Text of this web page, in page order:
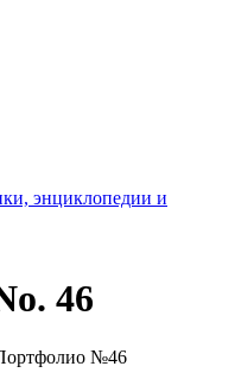
энциклопедии и
46
№46